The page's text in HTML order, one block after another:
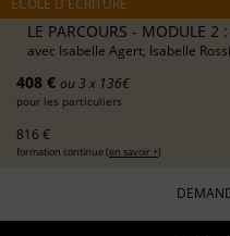
LE PARCOURS - MODULE 2
avec Isabelle Agert, Isabelle
408 € ou 3 x 136€
pour les particuliers
816 €
formation continue (en savoir +)